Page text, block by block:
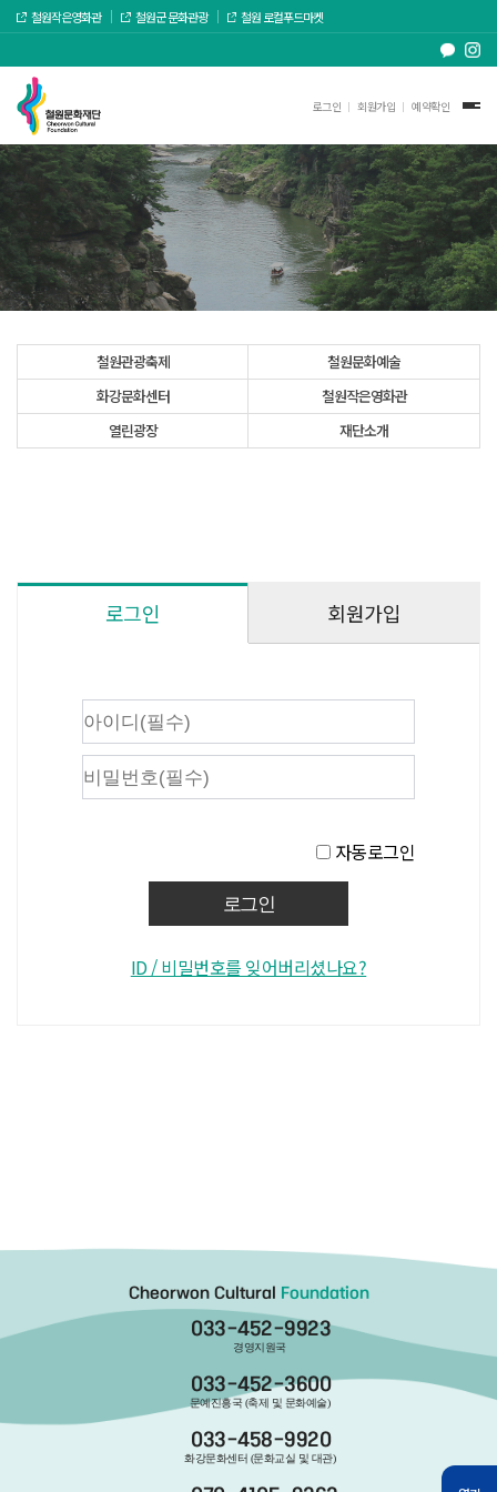
철원작은영화관 철원군 문화관광 철원 로컬푸드마켓
로그인 회원가입 예약확인
철원관광축제
철원문화예술
화강문화센터
철원작은영화관
열린광장
재단소개
로그인 회원가입
자동로그인
ID / 비밀번호를 잊어버리셨나요?
Cheorwon Cultural Foundation
033-452-9923
경영지원국
033-452-3600
문예진흥국 (축제 및 문화예술)
033-458-9920
화강문화센터 (문화교실 및 대관)